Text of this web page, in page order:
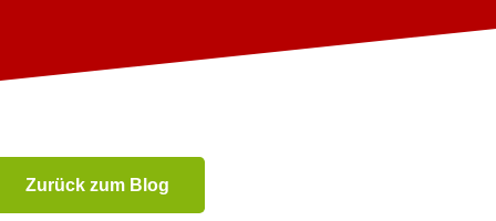
Zurück zum Blog